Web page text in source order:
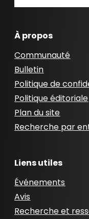
À propos
Communauté
Bulletin
Politique de
Politique éditoriale
Plan du site
Recherche par
Liens utiles
Événements
Avis
Recherche et